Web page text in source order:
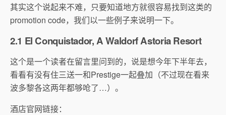
其实这个说起来不难，只要知道地方就很容易找到这类的
promotion code，我们以一些例子来说明一下。
2.1 El Conquistador, A Waldorf Astoria Resort
这个是一个读者在留言里问到的，说是想今年下半年去，
看看有没有住三送一和Prestige一起叠加（不过现在看来
波多黎各这两年都够呛了…）。
酒店官网链接：